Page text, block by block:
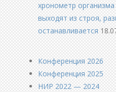
хронометр
выходят из строя,
останавливается
Конференция 2026
Конференция 2025
НИР 2022 — 2024